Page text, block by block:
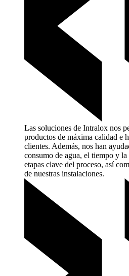
Las soluciones de Intralox nos
productos de máxima calidad e
clientes. Además, nos han
consumo de agua, el tiempo y
etapas clave del proceso, así
de nuestras instalaciones.